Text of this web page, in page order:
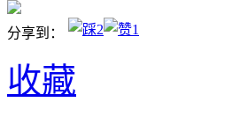
分享到： 2 1
收藏